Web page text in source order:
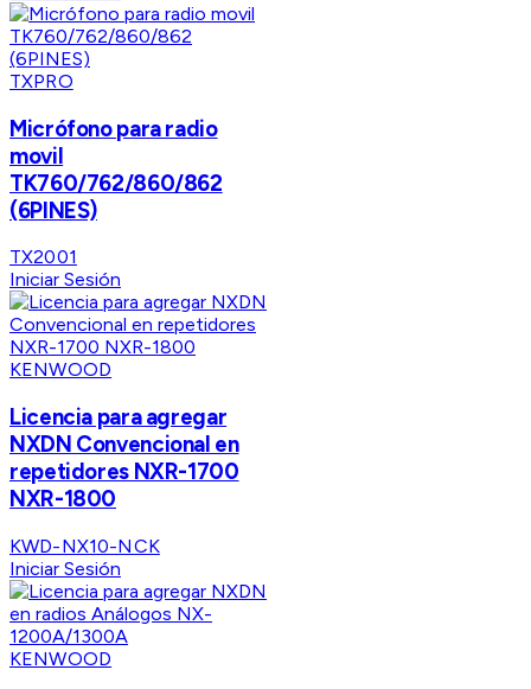
TXPRO
Micrófono para radio
movil
TK760/762/860/862
(6PINES)
TX2001
Iniciar Sesión
KENWOOD
Licencia para agregar
NXDN Convencional en
repetidores NXR-1700
NXR-1800
KWD-NX10-NCK
Iniciar Sesión
KENWOOD